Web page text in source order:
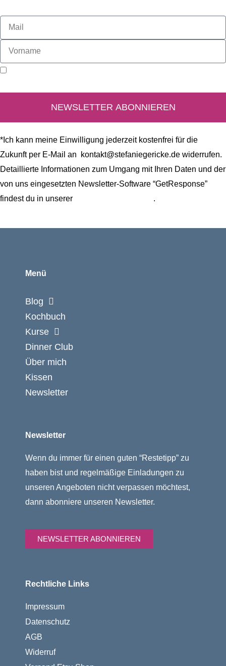
NEWSLETTER ABONNIEREN
*Ich kann meine Einwilligung jederzeit kostenfrei für die
Zukunft per E-Mail an kontakt@stefaniegericke.de widerrufen.
Detaillierte Informationen zum Umgang mit Ihren Daten und der
von uns eingesetzten Newsletter-Software “GetResponse”
findest du in unserer
.
Menü
Blog
Kochbuch
Kurse
Dinner Club
Über mich
Kissen
Newsletter
Newsletter
Wenn du immer für einen guten “Restetipp” zu
haben bist und regelmäßige Einladungen zu
unseren Angeboten nicht verpassen möchtest,
dann abonniere unseren Newsletter.
NEWSLETTER ABONNIEREN
Rechtliche Links
Impressum
Datenschutz
AGB
Widerruf